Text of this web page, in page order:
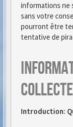
informations ne
sans votre
pourront être
tentative de
collecte
Introduction: